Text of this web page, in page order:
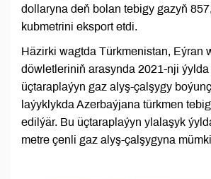
dollaryna deň bolan tebigy gazyň
kubmetrini eksport etdi.
Häzirki wagtda Türkmenistan, Eýran
döwletleriniň arasynda 2021-nji
üçtaraplaýyn gaz alyş-çalşygy
laýyklykda Azerbaýjana türkmen
edilýär. Bu üçtaraplaýyn ylalaşyk
metre çenli gaz alyş-çalşygyna